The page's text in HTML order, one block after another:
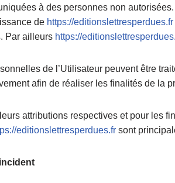
à des personnes non
de https://editionslettresperdues.fr
Par ailleurs https://
de l’Utilisateur peuvent être
afin de réaliser les finalités de la
attributions respectives et pour les
editionslettresperdues.fr sont